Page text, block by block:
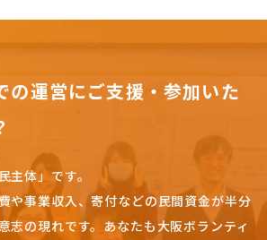
の運営にご支援・参加いた
主体」です。
や事業収入、寄付などの民間資金が半分
志の現れです。 あなたも大阪ボランティ